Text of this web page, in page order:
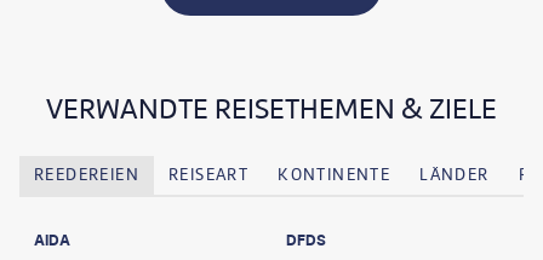
VERWANDTE REISETHEMEN & ZIELE
REEDEREIEN REISEART KONTINENTE LÄNDER
AIDA
DFDS